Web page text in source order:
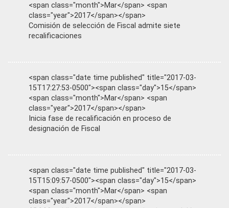
<span class="month">Mar</span> <span
class="year">2017</span></span>
Comisión de selección de Fiscal admite siete
recalificaciones
<span class="date time published" title="2017-03-
15T17:27:53-0500"><span class="day">15</span>
<span class="month">Mar</span> <span
class="year">2017</span></span>
Inicia fase de recalificación en proceso de
designación de Fiscal
<span class="date time published" title="2017-03-
15T15:09:57-0500"><span class="day">15</span>
<span class="month">Mar</span> <span
class="year">2017</span></span>